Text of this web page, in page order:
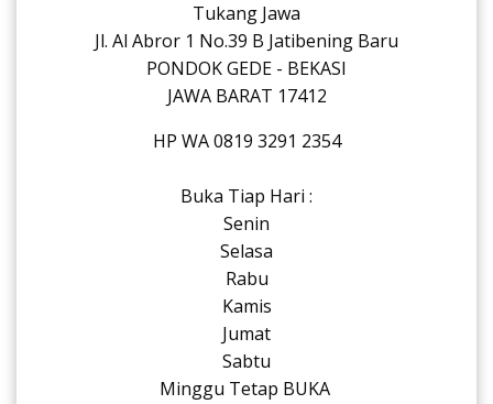
Tukang Jawa
Jl. Al Abror 1 No.39 B Jatibening Baru
PONDOK GEDE - BEKASI
JAWA BARAT 17412
HP WA 0819 3291 2354
Buka Tiap Hari :
Senin
Selasa
Rabu
Kamis
Jumat
Sabtu
Minggu Tetap BUKA